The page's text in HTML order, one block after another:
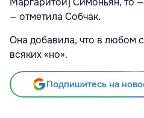
— отметила Собчак.
Она добавила, что в любом
всяких «но».
Подпишитесь на